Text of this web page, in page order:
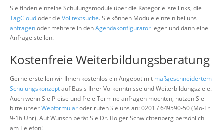
Sie finden einzelne Schulungsmodule über die Kategorieliste links, die
TagCloudoder die Volltextsuche. Sie können Module einzeln bei uns
anfragenoder mehrere in denAgendakonfigurator legen und dann eine
Anfrage stellen.
Kostenfreie Weiterbildungsberatung
Gerne erstellen wir Ihnen kostenlos ein Angebot mit maßgeschneidertem
Schulungskonzeptauf Basis Ihrer Vorkenntnisse und Weiterbildungsziele.
Auch wenn Sie Preise und freie Termine anfragen möchten, nutzen Sie
bitte unserWebformularoder rufen Sie uns an: 0201 / 649590-50 (Mo-Fr
9-16 Uhr). Auf Wunsch berät Sie Dr. Holger Schwichtenberg persönlich
am Telefon!